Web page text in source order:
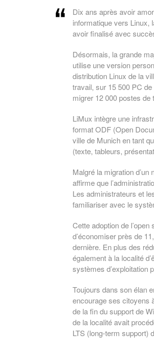
Dix ans après avoir
informatique vers Linux,
avoir finalisé avec
Désormais, la grande
utilise une version
distribution Linux de la
travail, sur 15 500 PC de
migrer 12 000 postes
LiMux intègre une
format ODF (Open
ville de Munich en tant
(texte, tableurs,
Malgré la migration
affirme que
Les administrateurs et
familiariser avec le
Cette adoption de
d’économiser près de
dernière. En plus des
également à la localité
systèmes d’exploitation
Toujours dans son élan
encourage ses citoyens
de la fin du support de
de la localité avait
LTS (long-term support)